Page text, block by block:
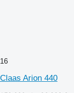
16
Claas Arion 440